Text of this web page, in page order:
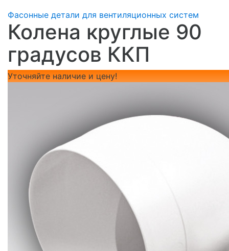
Фасонные детали для вентиляционных систем
Колена круглые 90
градусов ККП
Уточняйте наличие и цену!